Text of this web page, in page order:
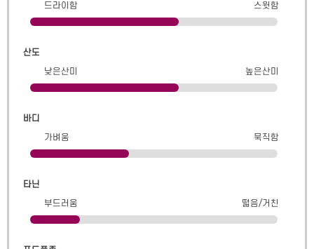
드라이함
스윗함
산도
낮은산미
높은산미
바디
가벼움
묵직함
타닌
부드러움
떫음/거친